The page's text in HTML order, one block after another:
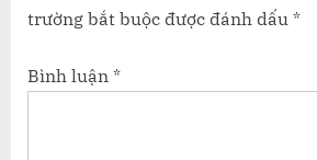
trường bắt buộc được đánh dấu *
Bình luận *